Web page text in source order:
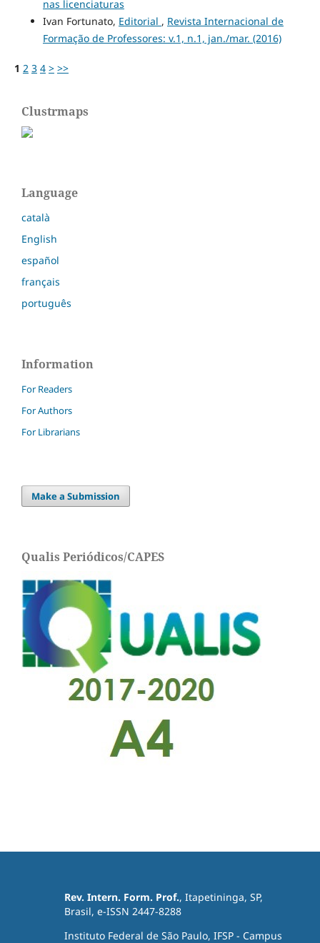
nas licenciaturas
Ivan Fortunato, Editorial , Revista Internacional de
Formação de Professores: v.1, n.1, jan./mar. (2016)
1 2 3 4 > >>
Clustrmaps
Language
català
English
español
français
português
Information
For Readers
For Authors
For Librarians
Make a Submission
Qualis Periódicos/CAPES
Rev. Intern. Form. Prof., Itapetininga, SP,
Brasil, e-ISSN 2447-8288
Instituto Federal de São Paulo, IFSP - Campus